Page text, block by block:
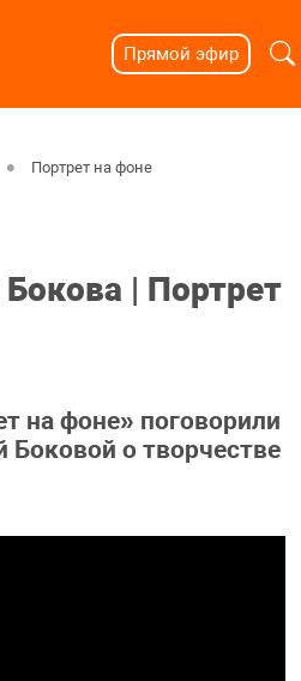
Прямой эфир
Портрет на фоне
| Портрет
на фоне» поговорили
Боковой о творчестве